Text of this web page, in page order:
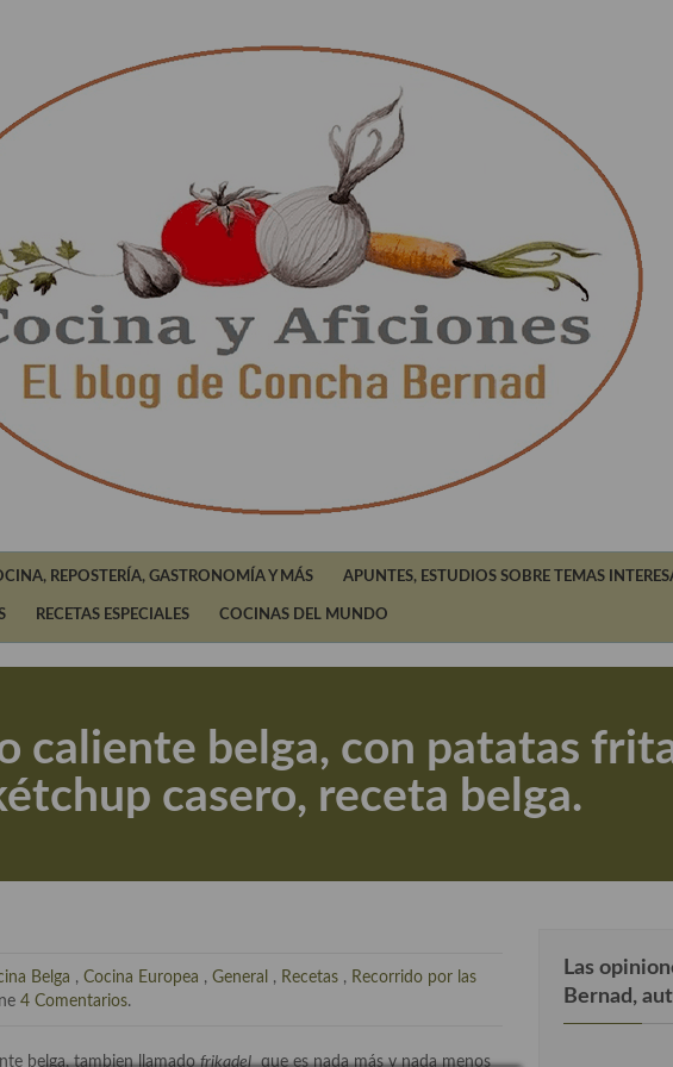
REPOSTERÍA, GASTRONOMÍA Y MÁS APUNTES, ESTUDIOS SOBRE TEMAS
RECETAS ESPECIALES COCINAS DEL MUNDO
caliente belga, con patatas
casero, receta belga.
Belga , Cocina Europea , General , Recetas , Recorrido por las
4 Comentarios.
belga, tambien llamadofrikadelque es nada más y nada menos
Las
Bernad,